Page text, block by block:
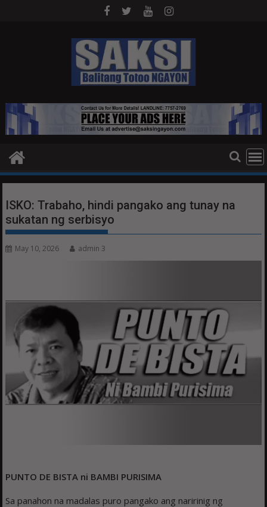
ISKO: Trabaho, hindi pangako ang tunay na
sukatan ng serbisyo
May 10, 2026 admin 3
PUNTO DE BISTA ni BAMBI PURISIMA
Sa panahon na madalas puro pangako ang naririnig ng